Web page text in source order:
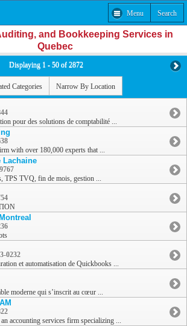
Menu Search
and Bookkeeping Services in
Quebec
Displaying 1 - 50 of 2872
Categories Narrow By Location
pour des solutions de comptabilité ...
with over 180,000 experts that ...
Lachaine
TPS TVQ, fin de mois, gestion ...
0232
et automatisation de Quickbooks ...
moderne qui s’inscrit au cœur ...
accounting services firm specializing ...